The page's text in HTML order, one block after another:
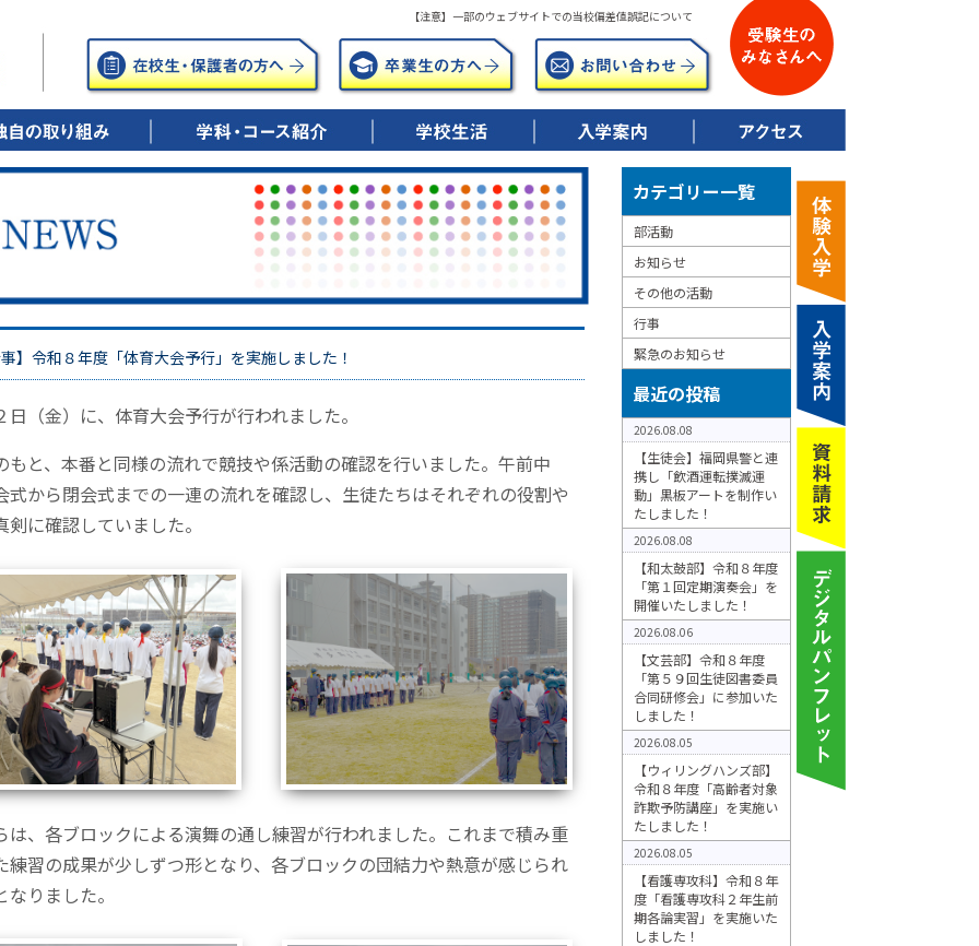
【注意】一部のウェブサイトでの当校偏差値誤記について
の笑顔のために
の笑顔のために
の笑顔のために ▶ 興志館コースとは
・特進シリウス
・特進ドリーム
・進学
・進路実績
▶ キャリアデザインコースとは
・総合進学
・ITビジネス
・調理・保育
・公務員
・進路実績
▶ 看護科・看護専攻科とは
・5年一貫教育
・進路実績 ▶ 学校行事
▶ 部活動紹介 ▶ 令和8年度募集要項
▶ 校納金について
▶ 特典制度について
】令和８年度「体育大会予行」を実施しました！
日（金）に、体育大会予行が行われました。
もと、本番と同様の流れで競技や係活動の確認を行いました。午前中
式から閉会式までの一連の流れを確認し、生徒たちはそれぞれの役割や
剣に確認していました。
は、各ブロックによる演舞の通し練習が行われました。これまで積み重
練習の成果が少しずつ形となり、各ブロックの団結力や熱意が感じられ
りました。
カテゴリー一覧
部活動
お知らせ
その他の活動
行事
緊急のお知らせ
最近の投稿
2026.08.08
【生徒会】福岡県警と連
携し「飲酒運転撲滅運
動」黒板アートを制作い
たしました！
2026.08.08
【和太鼓部】令和８年度
「第１回定期演奏会」を
開催いたしました！
2026.08.06
【文芸部】令和８年度
「第５９回生徒図書委員
合同研修会」に参加いた
しました！
2026.08.05
【ウィリングハンズ部】
令和８年度「高齢者対象
詐欺予防講座」を実施い
たしました！
2026.08.05
【看護専攻科】令和８年
度「看護専攻科２年生前
期各論実習」を実施いた
しました！